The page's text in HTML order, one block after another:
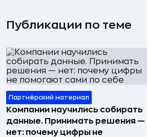
Публикации по теме
Партнёрский материал
Компании научились собирать
данные. Принимать решения —
нет: почему цифры не